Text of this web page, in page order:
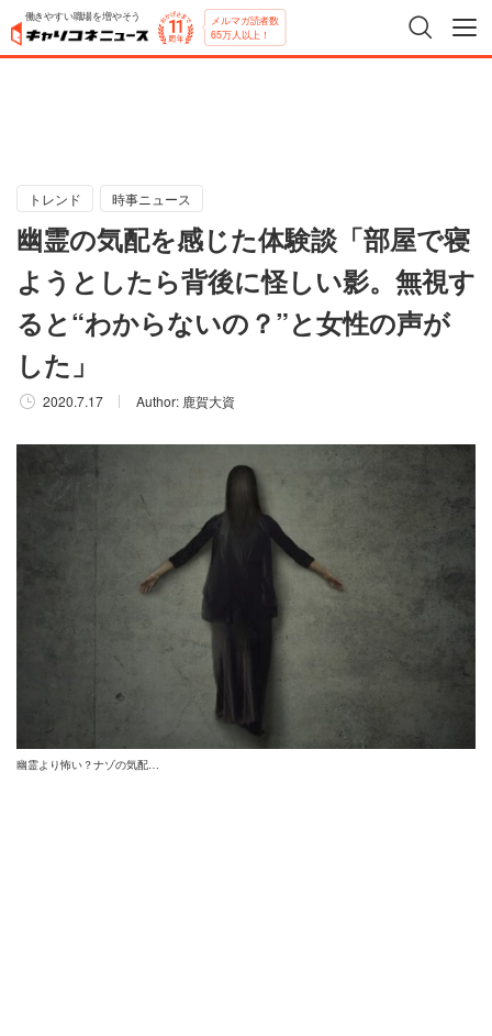
働きやすい職場を増やそう メルマガ読者数
65万人以上！
トレンド 時事ニュース
幽霊の気配を感じた体験談「部屋で寝
ようとしたら背後に怪しい影。無視す
ると“わからないの？”と女性の声が
した」
2020.7.17 Author: 鹿賀大資
幽霊より怖い？ナゾの気配…